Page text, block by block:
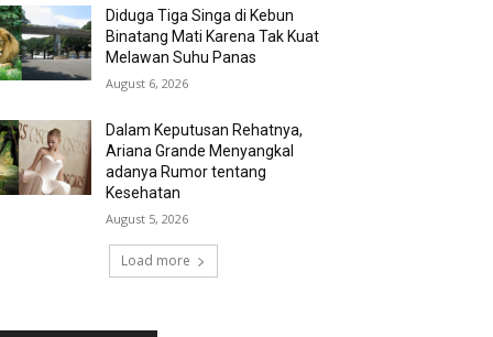
Diduga Tiga Singa di Kebun
Binatang Mati Karena Tak Kuat
Melawan Suhu Panas
August 6, 2026
Dalam Keputusan Rehatnya,
Ariana Grande Menyangkal
adanya Rumor tentang
Kesehatan
August 5, 2026
Load more